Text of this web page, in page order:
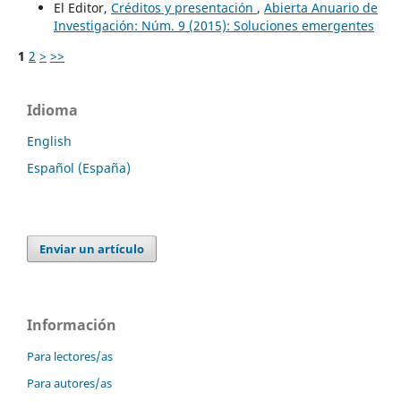
El Editor, Créditos y presentación , Abierta Anuario de
Investigación: Núm. 9 (2015): Soluciones emergentes
1 2 > >>
Idioma
English
Español (España)
Enviar un artículo
Información
Para lectores/as
Para autores/as